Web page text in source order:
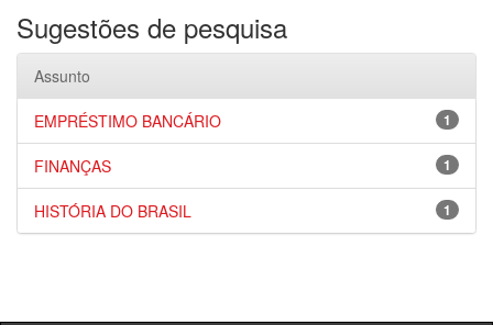
Sugestões de pesquisa
Assunto
1
EMPRÉSTIMO BANCÁRIO
1
FINANÇAS
1
HISTÓRIA DO BRASIL